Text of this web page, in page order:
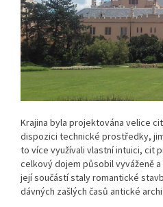
Krajina byla projektována velice
dispozici technické prostředky,
to více využívali vlastní intuici, cit
celkový dojem působil vyváženě
její součástí staly romantické
dávných zašlých časů antické